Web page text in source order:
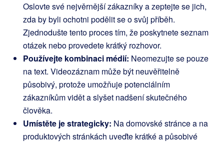
Oslovte své nejvěrnější zákazníky a zeptejte se jich,
zda by byli ochotni podělit se o svůj příběh.
Zjednodušte tento proces tím, že poskytnete seznam
otázek nebo provedete krátký rozhovor.
Používejte kombinaci médií: Neomezujte se pouze
na text. Videozáznam může být neuvěřitelně
působivý, protože umožňuje potenciálním
zákazníkům vidět a slyšet nadšení skutečného
člověka.
Umístěte je strategicky: Na domovské stránce a na
produktových stránkách uveďte krátké a působivé